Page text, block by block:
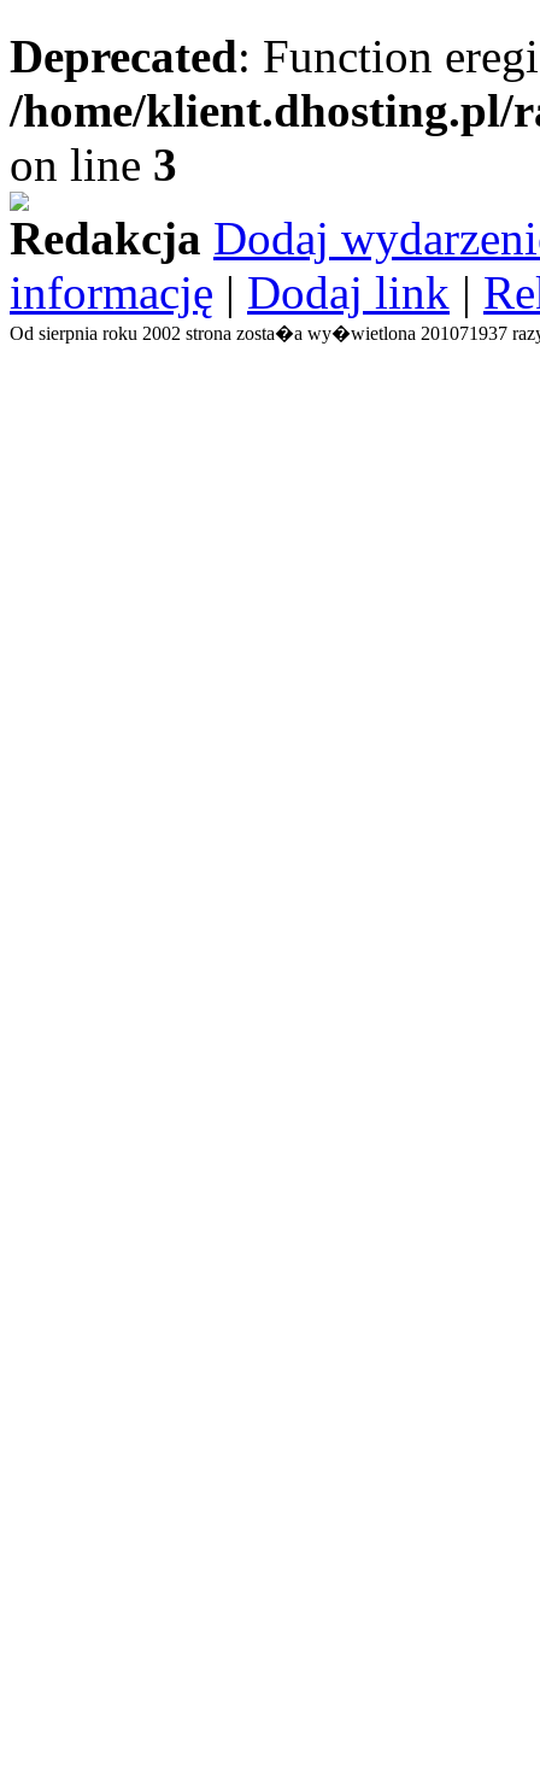
Deprecated: Function
/home/
on line 3
Redakcja Dodaj
informację | Dodaj link |
Od sierpnia roku 2002 strona zosta�a wy�wietlona 201071937